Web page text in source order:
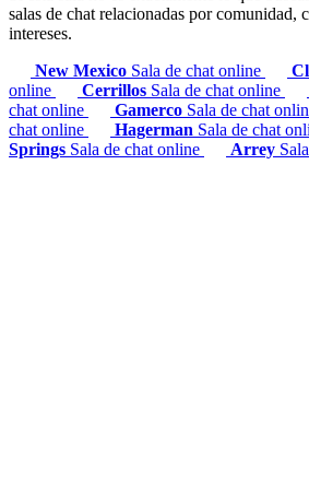
salas de chat relacionadas por comunidad,
intereses.
New Mexico Sala de chat online
online
Cerrillos Sala de chat online
chat online
Gamerco Sala de chat
chat online
Hagerman Sala de chat
Springs Sala de chat online Arrey